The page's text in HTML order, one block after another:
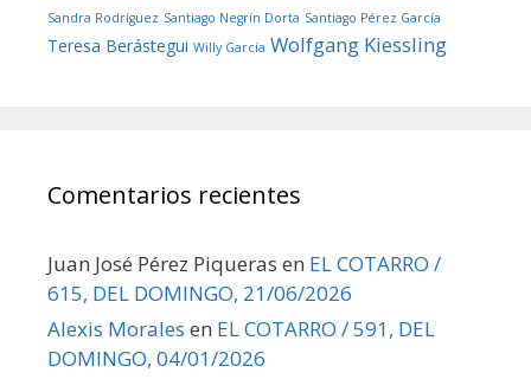
Sandra Rodríguez Santiago Negrín Dorta Santiago Pérez García
Teresa Berástegui Willy García Wolfgang Kiessling
Comentarios recientes
Juan José Pérez Piqueras en EL COTARRO /
615, DEL DOMINGO, 21/06/2026
Alexis Morales en EL COTARRO / 591, DEL
DOMINGO, 04/01/2026